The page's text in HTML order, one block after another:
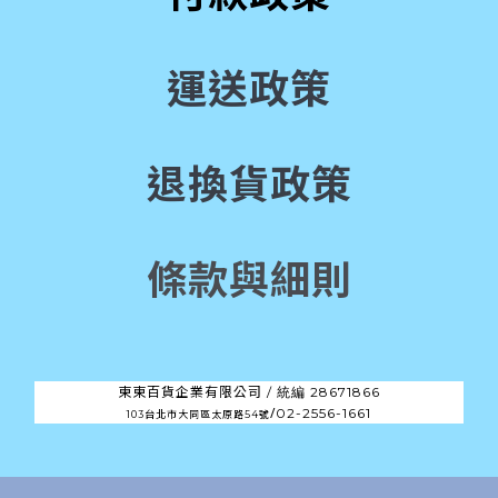
運送政策
退換貨政策
條款與細則
東東百貨企業有限公司 / 統編 28671866
103台北市大同區太原路54號/02-2556-1661